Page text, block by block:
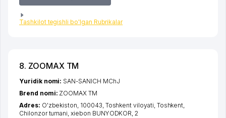
Tashkilot tegishli bo'lgan Rubrikalar
8. ZOOMAX ТМ
Yuridik nomi: SAN-SANICH MChJ
Brend nomi: ZOOMAX ТМ
Adres: O'zbekiston, 100043, Toshkent viloyati Toshkent
Chilonzor tumani ,xiеbon BUNYODKOR , 2